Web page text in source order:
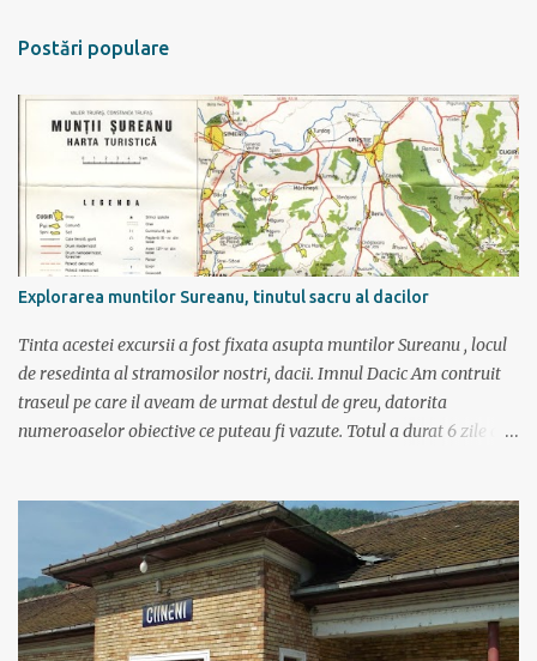
r
Postări populare
Explorarea muntilor Sureanu, tinutul sacru al dacilor
Tinta acestei excursii a fost fixata asupta muntilor Sureanu , locul
de resedinta al stramosilor nostri, dacii. Imnul Dacic Am contruit
traseul pe care il aveam de urmat destul de greu, datorita
numeroaselor obiective ce puteau fi vazute. Totul a durat 6 zile ca
plecam decat cu masina dacilor, ce-i drept restilizata si
imbunatatita, denumita acum Dacia Logan. Ne-am inarmat cu 3-4
harti si cu un plan bine documentat de vreo 15 pagini (cine il vrea
sa ridice mana sus). Am inghesuit cu greu rucsacii, corturile, sacii
de dormit si mancarea in masina.